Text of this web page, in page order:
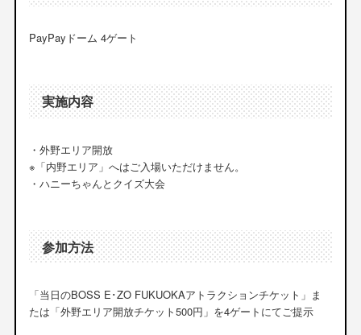
PayPayドーム 4ゲート
実施内容
・外野エリア開放
※「内野エリア」へはご入場いただけません。
・ハニーちゃんとクイズ大会
参加方法
「当日のBOSS E･ZO FUKUOKAアトラクションチケット」ま
たは「外野エリア開放チケット500円」を4ゲートにてご提示